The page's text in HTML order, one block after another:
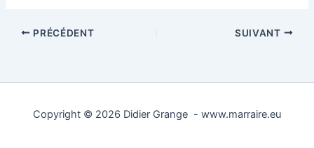
PRÉCÉDENT SUIVANT
Copyright © 2026 Didier Grange - www.marraire.eu